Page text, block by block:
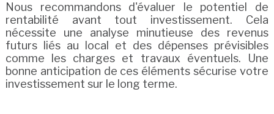
Nous recommandons d'évaluer le potentiel de
rentabilité avant tout investissement. Cela
nécessite une analyse minutieuse des revenus
futurs liés au local et des dépenses prévisibles
comme les charges et travaux éventuels. Une
bonne anticipation de ces éléments sécurise votre
investissement sur le long terme.